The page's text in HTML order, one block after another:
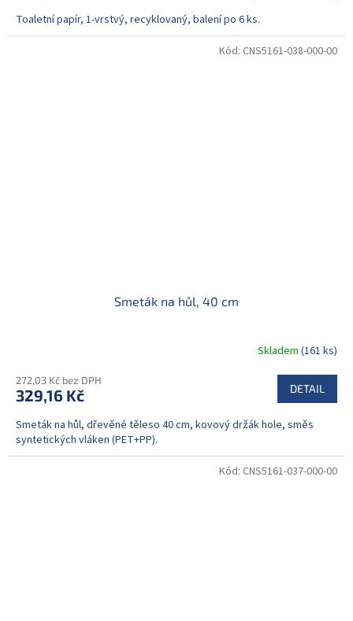
Toaletní papír, 1-vrstvý, recyklovaný, balení po 6 ks.
Smeták na hůl, 40 cm
Skladem (161 ks)
272,03 Kč bez DPH
329,16 Kč DETAIL
Smeták na hůl, dřevěné těleso 40 cm, kovový držák hole, směs
syntetických vláken (PET+PP).
Kód: CNS5161-038-000-00
Kód: CNS5161-037-000-00